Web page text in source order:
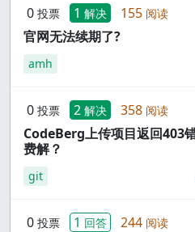
0 投票 1 解决 155 阅读
官网无法续期了?
amh
0 投票 2 解决 358 阅读
CodeBerg上传项目返回403
费解？
git
0 投票 1 回答 244 阅读